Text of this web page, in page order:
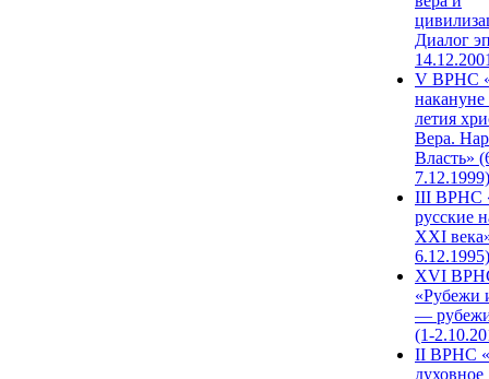
Диалог
V ВРНС
накануне
летия
Вера.
Власть»
7.12.1999)
III ВРНС
русские
XXI
6.12.1995)
XVI
«Рубежи
—
(1-
II ВРНС
духовное